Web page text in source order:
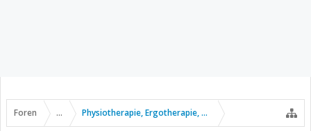
Foren ... Physiotherapie, Ergotherapie, Sport usw.